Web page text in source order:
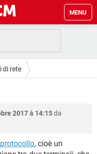
MENU
10
di rete
2017 à 14:15da
protocollo, cioè un